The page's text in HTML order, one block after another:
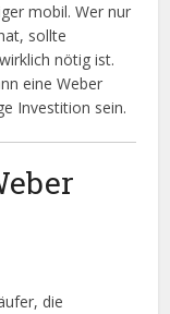
mobil. Wer nur
sollte
nötig ist.
eine Weber
Investition sein.
die